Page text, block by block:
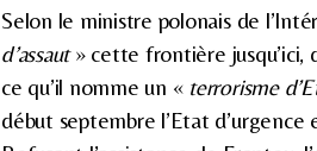
Selon le ministre polonais de
d’assaut» cette frontière
ce qu’il nomme un « terrorisme
début septembre l’Etat